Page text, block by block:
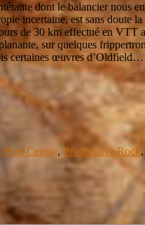
dont le balancier nous
incertaine, est sans
de 30 km effectué en
sur quelques
certaines œuvres
Prog Censor,Progressive Rock